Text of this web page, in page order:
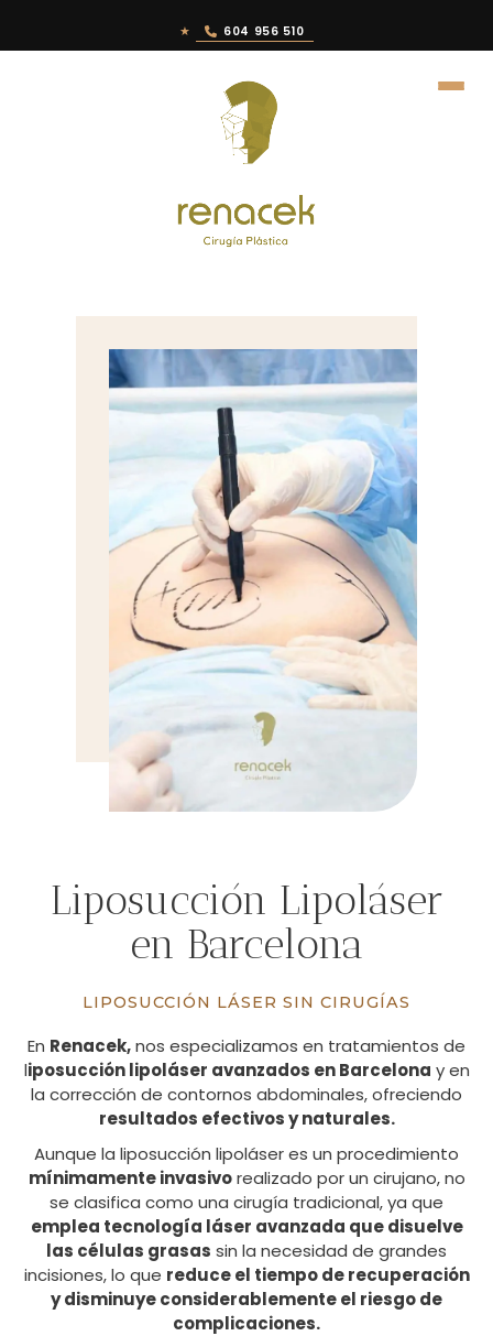
★ 604 956 510
Liposucción Lipoláser
en Barcelona
LIPOSUCCIÓN LÁSER SIN CIRUGÍAS
En Renacek,nos especializamos en tratamientos de
liposucción lipoláser avanzados en Barcelona y en
la corrección de contornos abdominales, ofreciendo
resultados efectivos y naturales.
Aunque la liposucción lipoláser es un procedimiento
mínimamente invasivorealizado por un cirujano, no
se clasifica como una cirugía tradicional, ya que
emplea tecnología láser avanzada que disuelve
las células grasas sin la necesidad de grandes
incisiones, lo que reduce el tiempo de recuperación
y disminuye considerablemente el riesgo de
complicaciones.